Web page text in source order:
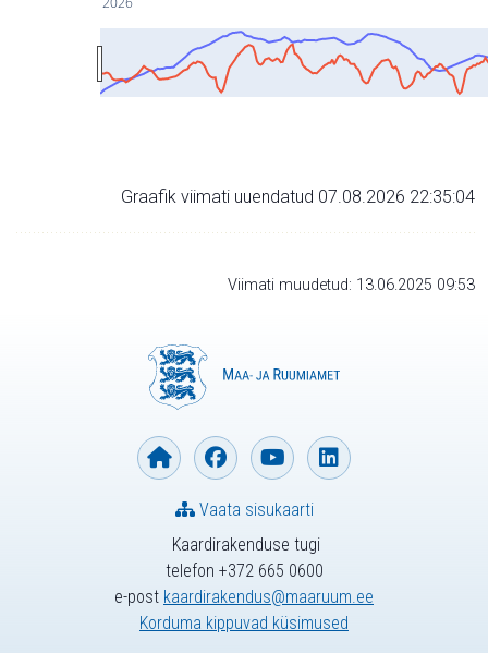
Graafik viimati uuendatud 07.08.2026 22:35:04
Viimati muudetud: 13.06.2025 09:53
Kaardirakenduse tugi
telefon +372 665 0600
e-post kaardirakendus@maaruum.ee
Korduma kippuvad küsimused
Vaata sisukaarti